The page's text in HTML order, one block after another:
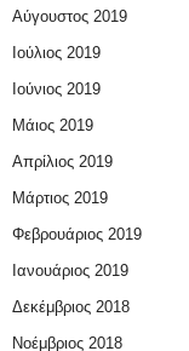
Αύγουστος 2019
Ιούλιος 2019
Ιούνιος 2019
Μάιος 2019
Απρίλιος 2019
Μάρτιος 2019
Φεβρουάριος 2019
Ιανουάριος 2019
Δεκέμβριος 2018
Νοέμβριος 2018